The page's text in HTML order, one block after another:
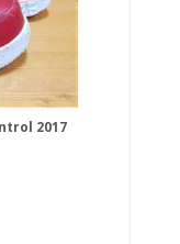
2017